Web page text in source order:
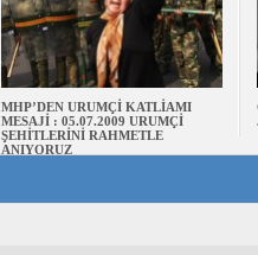
MHP’DEN URUMÇİ KATLİAMI
MESAJİ : 05.07.2009 URUMÇİ
ŞEHİTLERİNİ RAHMETLE
ANIYORUZ